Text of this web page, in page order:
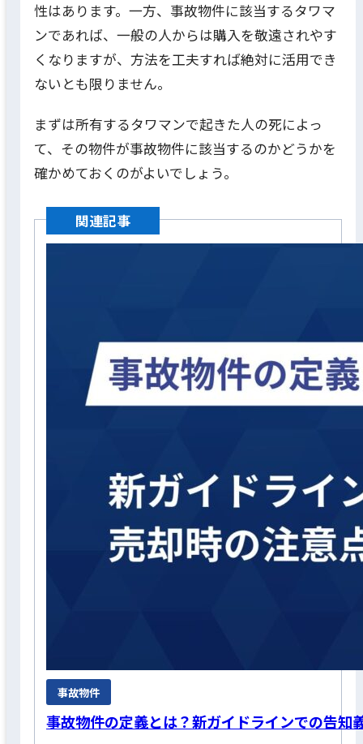
性はあります。一方、事故物件に該当するタワマ
ンであれば、一般の人からは購入を敬遠されやす
くなりますが、方法を工夫すれば絶対に活用でき
ないとも限りません。
まずは所有するタワマンで起きた人の死によっ
て、その物件が事故物件に該当するのかどうかを
確かめておくのがよいでしょう。
関連記事
事故物件
事故物件の定義とは？新ガイドラインでの告知